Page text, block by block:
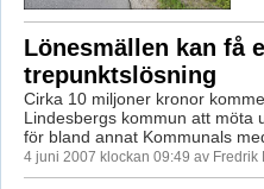
Lönesmällen kan få
trepunktslösning
Cirka 10 miljoner kronor
Lindesbergs kommun att möta
för bland annat Kommunals
4 juni 2007 klockan 09:49 av Fredrik